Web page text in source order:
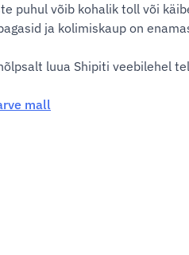
puhul võib kohalik toll või
ja kolimiskaup on
luua Shipiti veebilehel
mall